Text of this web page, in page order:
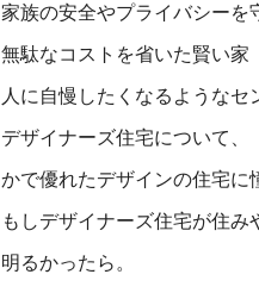
家族の安全やプライバシーを
無駄なコストを省いた賢い家
人に自慢したくなるようなセ
デザイナーズ住宅について、
かで優れたデザインの住宅に
もしデザイナーズ住宅が住み
明るかったら。